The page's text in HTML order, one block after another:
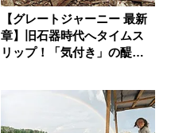
【グレートジャーニー 最新
章】旧石器時代へタイムス
リップ！「気付き」の醍醐